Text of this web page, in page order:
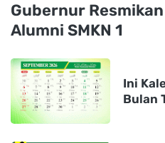
Gubernur
Alumni SMKN 1
Ini
Bulan